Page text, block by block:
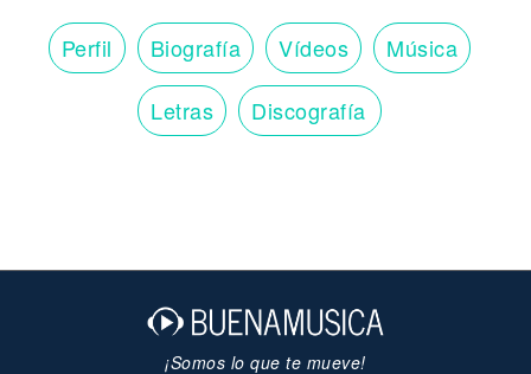
Perfil Biografía Vídeos Música
Letras Discografía
¡Somos lo que te mueve!